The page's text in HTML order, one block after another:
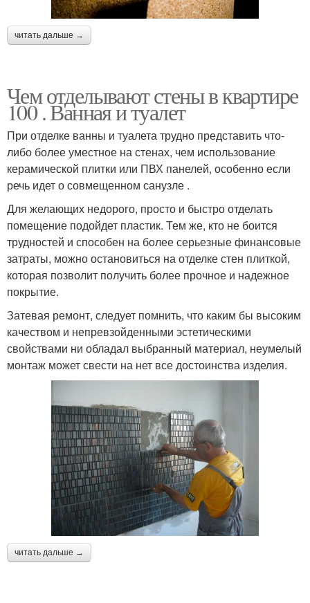
читать дальше →
Чем отделывают стены в квартире
100 . Ванная и туалет
При отделке ванны и туалета трудно представить что-
либо более уместное на стенах, чем использование
керамической плитки или ПВХ панелей, особенно если
речь идет о совмещенном санузле .
Для желающих недорого, просто и быстро отделать
помещение подойдет пластик. Тем же, кто не боится
трудностей и способен на более серьезные финансовые
затраты, можно остановиться на отделке стен плиткой,
которая позволит получить более прочное и надежное
покрытие.
Затевая ремонт, следует помнить, что каким бы высоким
качеством и непревзойденными эстетическими
свойствами ни обладал выбранный материал, неумелый
монтаж может свести на нет все достоинства изделия.
читать дальше →